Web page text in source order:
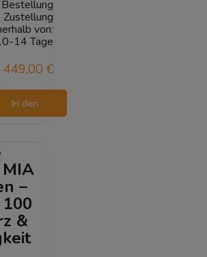
Bestellung
Zustellung
von:
14 Tage
449,00 €
In den
–
&